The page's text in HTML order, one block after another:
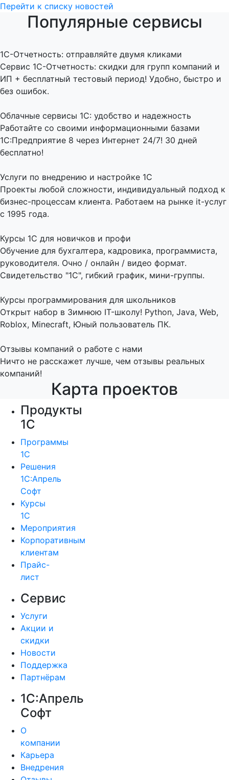
Перейти к списку новостей
Популярные сервисы
1C-Отчетность: отправляйте двумя кликами
Сервис 1С-Отчетность: скидки для групп компаний и
ИП + бесплатный тестовый период! Удобно, быстро и
без ошибок.
Облачные сервисы 1С: удобство и надежность
Работайте со своими информационными базами
1С:Предприятие 8 через Интернет 24/7! 30 дней
бесплатно!
Услуги по внедрению и настройке 1С
Проекты любой сложности, индивидуальный подход к
бизнес-процессам клиента. Работаем на рынке it-услуг
с 1995 года.
Курсы 1С для новичков и профи
Обучение для бухгалтера, кадровика, программиста,
руководителя. Очно / онлайн / видео формат.
Свидетельство "1С", гибкий график, мини-группы.
Курсы программирования для школьников
Открыт набор в Зимнюю IT-школу! Python, Java, Web,
Roblox, Minecraft, Юный пользователь ПК.
Отзывы компаний о работе с нами
Ничто не расскажет лучше, чем отзывы реальных
компаний!
Карта проектов
Продукты
1С
Программы
1С
Решения
1С:Апрель
Софт
Курсы
1С
Мероприятия
Корпоративным
клиентам
Прайс-
лист
Сервис
Услуги
Акции и
скидки
Новости
Поддержка
Партнёрам
1С:Апрель
Софт
О
компании
Карьера
Внедрения